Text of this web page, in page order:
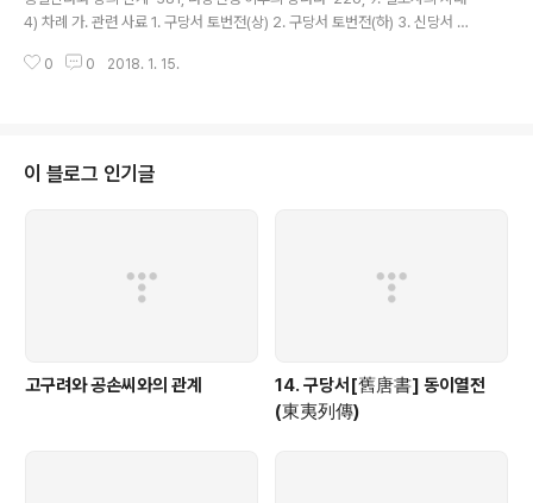
4) 차례 가. 관련 사료 1. 구당서 토번전(상) 2. 구당서 토번전(하) 3. 신당서 토
기 8. 구당서 거란전 9. 신당서 거란전 10. 구당서 발해전 11. 신..
0 0 2018. 1. 15.
이 블로그 인기글
고구려와 공손씨와의 관계
14. 구당서[舊唐書] 동이열전
(東夷列傳)